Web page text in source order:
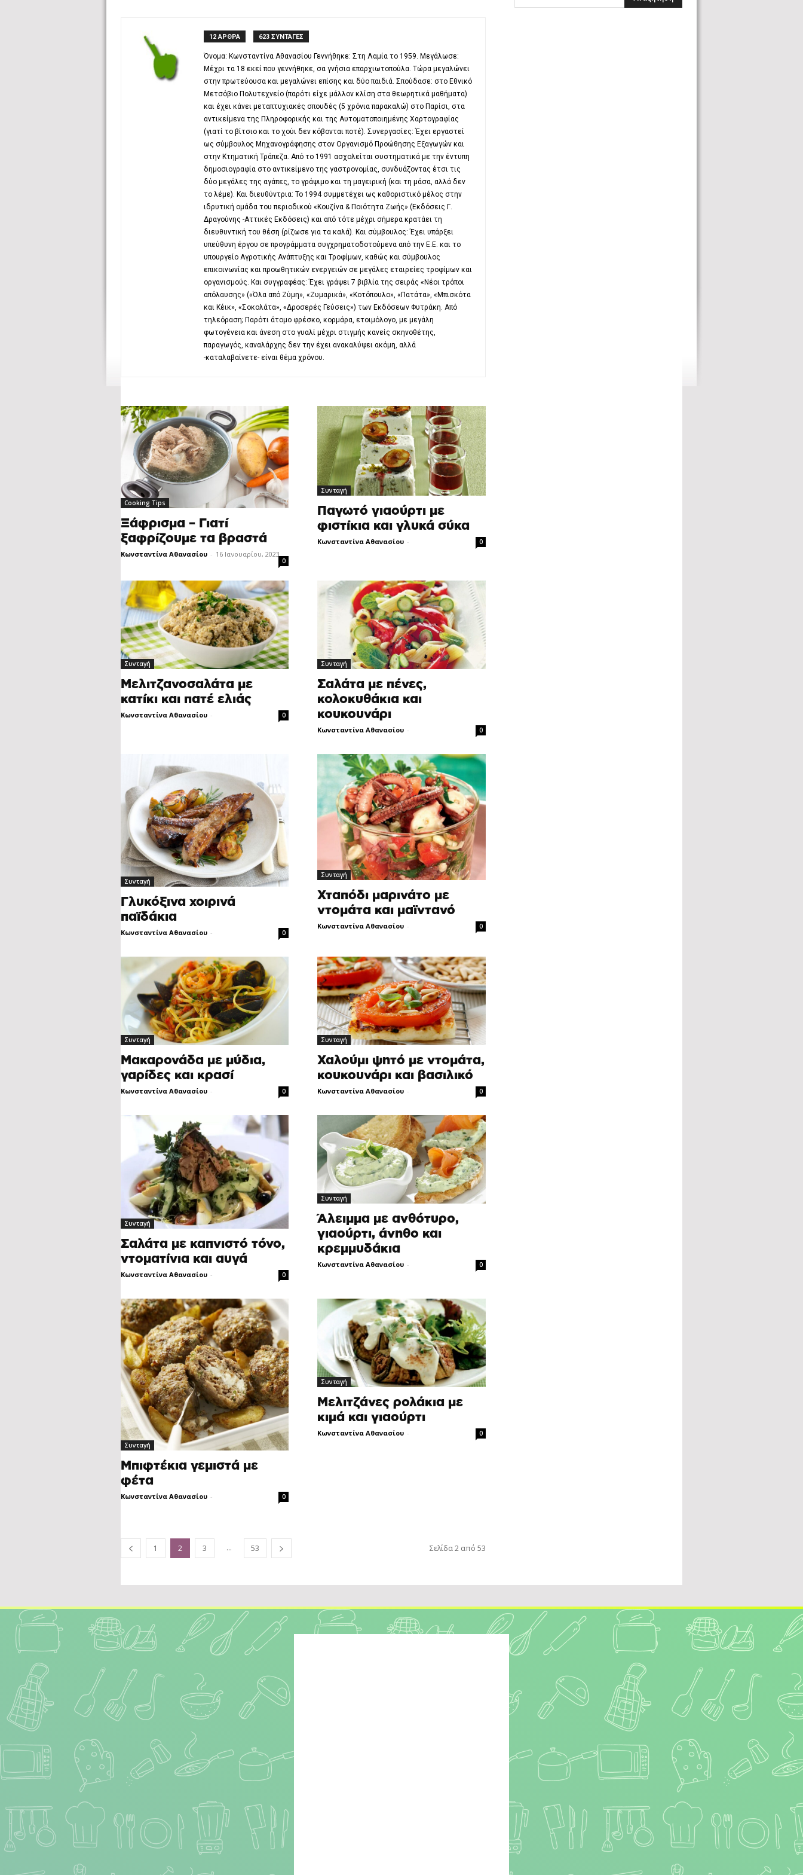
12 ΑΡΘΡΑ 623 ΣΥΝΤΑΓΕΣ
Όνομα: Κωνσταντίνα Αθανασίου Γεννήθηκε: Στη Λαμία το 1959. Μεγάλωσε:
Μέχρι τα 18 εκεί που γεννήθηκε, σα γνήσια επαρχιωτοπούλα. Τώρα μεγαλώνει
στην πρωτεύουσα και μεγαλώνει επίσης και δύο παιδιά. Σπούδασε: στο Εθνικό
Μετσόβιο Πολυτεχνείο (παρότι είχε μάλλον κλίση στα θεωρητικά μαθήματα)
και έχει κάνει μεταπτυχιακές σπουδές (5 χρόνια παρακαλώ) στο Παρίσι, στα
αντικείμενα της Πληροφορικής και της Αυτοματοποιημένης Χαρτογραφίας
(γιατί το βίτσιο και το χούι δεν κόβονται ποτέ). Συνεργασίες: Έχει εργαστεί
ως σύμβουλος Μηχανογράφησης στον Οργανισμό Προώθησης Εξαγωγών και
στην Κτηματική Τράπεζα. Από το 1991 ασχολείται συστηματικά με την έντυπη
δημοσιογραφία στο αντικείμενο της γαστρονομίας, συνδυάζοντας έτσι τις
δύο μεγάλες της αγάπες, το γράψιμο και τη μαγειρική (και τη μάσα, αλλά δεν
το λέμε). Και διευθύντρια: Το 1994 συμμετέχει ως καθοριστικό μέλος στην
ιδρυτική ομάδα του περιοδικού «Κουζίνα & Ποιότητα Ζωής» (Εκδόσεις Γ.
Δραγούνης -Αττικές Εκδόσεις) και από τότε μέχρι σήμερα κρατάει τη
διευθυντική του θέση (ρίζωσε για τα καλά). Και σύμβουλος: Έχει υπάρξει
υπεύθυνη έργου σε προγράμματα συγχρηματοδοτούμενα από την Ε.Ε. και το
υπουργείο Αγροτικής Ανάπτυξης και Τροφίμων, καθώς και σύμβουλος
επικοινωνίας και προωθητικών ενεργειών σε μεγάλες εταιρείες τροφίμων και
οργανισμούς. Και συγγραφέας: Έχει γράψει 7 βιβλία της σειράς «Νέοι τρόποι
απόλαυσης» («Όλα από Ζύμη», «Ζυμαρικά», «Κοτόπουλο», «Πατάτα», «Μπισκότα
και Κέικ», «Σοκολάτα», «Δροσερές Γεύσεις») των Εκδόσεων Φυτράκη. Από
τηλεόραση; Παρότι άτομο φρέσκο, κορμάρα, ετοιμόλογο, με μεγάλη
φωτογένεια και άνεση στο γυαλί μέχρι στιγμής κανείς σκηνοθέτης,
παραγωγός, καναλάρχης δεν την έχει ανακαλύψει ακόμη, αλλά
-καταλαβαίνετε- είναι θέμα χρόνου.
Cooking Tips
Ξάφρισμα – Γιατί
ξαφρίζουμε τα βραστά
Κωνσταντίνα Αθανασίου - 16 Ιανουαρίου, 2023
0
Συνταγή
Παγωτό γιαούρτι με
φιστίκια και γλυκά σύκα
Κωνσταντίνα Αθανασίου - 0
Συνταγή
Μελιτζανοσαλάτα με
κατίκι και πατέ ελιάς
Κωνσταντίνα Αθανασίου - 0
Συνταγή
Σαλάτα με πένες,
κολοκυθάκια και
κουκουνάρι
Κωνσταντίνα Αθανασίου - 0
Συνταγή
Γλυκόξινα χοιρινά
παϊδάκια
Κωνσταντίνα Αθανασίου - 0
Συνταγή
Χταπόδι μαρινάτο με
ντομάτα και μαϊντανό
Κωνσταντίνα Αθανασίου - 0
Συνταγή
Μακαρονάδα με μύδια,
γαρίδες και κρασί
Κωνσταντίνα Αθανασίου - 0
Συνταγή
Χαλούμι ψητό με ντομάτα,
κουκουνάρι και βασιλικό
Κωνσταντίνα Αθανασίου - 0
Συνταγή
Σαλάτα με καπνιστό τόνο,
ντοματίνια και αυγά
Κωνσταντίνα Αθανασίου - 0
Συνταγή
Άλειμμα με ανθότυρο,
γιαούρτι, άνηθο και
κρεμμυδάκια
Κωνσταντίνα Αθανασίου - 0
Συνταγή
Μπιφτέκια γεμιστά με
φέτα
Κωνσταντίνα Αθανασίου - 0
Συνταγή
Μελιτζάνες ρολάκια με
κιμά και γιαούρτι
Κωνσταντίνα Αθανασίου - 0
1 2 3 ... 53 Σελίδα 2 από 53